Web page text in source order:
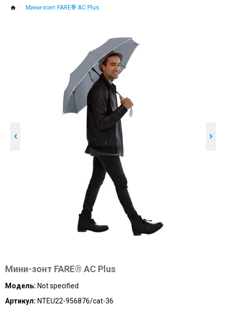
Мини-зонт FARE® AC Plus
Мини-зонт FARE® AC Plus
Модель: Not specified
Артикул: NTEU22-956876/cat-36